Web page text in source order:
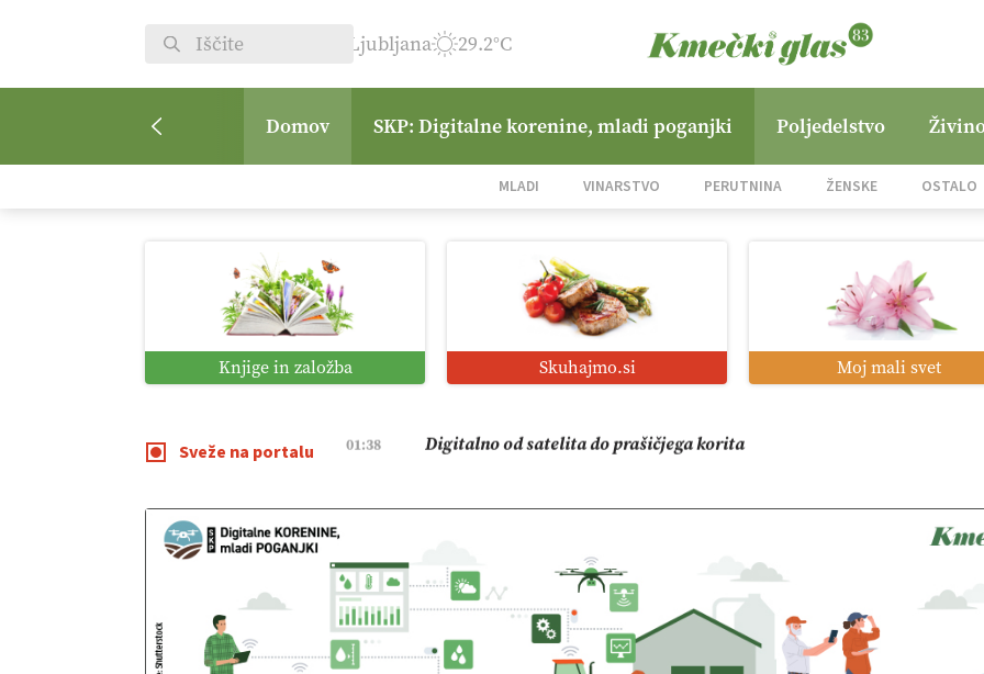
Ljubljana 29.2°C
Domov SKP: Digitalne korenine, mladi poganjki Poljedelstvo
MLADI VINARSTVO PERUTNINA ŽENSKE OSTALO
Knjige in založba Skuhajmo.si Moj mali svet
Sveže na portalu
09:09 Pomagajmo družini Bregar po uničujočem požaru
07:00 Kmetijski roboti: bo o njihovi prihodnosti odločala cena ali prednosti za
01:38 Digitalno od satelita do prašičjega korita
12:11 Digitalizacija z GPS navigacijo in avtonomnimi sistemi